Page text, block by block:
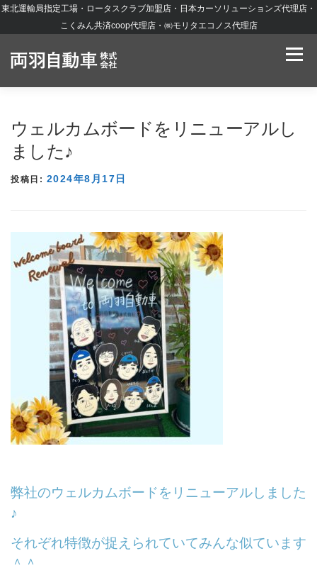
コンテンツへスキップ
東北運輸局指定工場・ロータスクラブ加盟店・日本カーソリューションズ代理店・
こくみん共済coop代理店・㈱モリタエコノス代理店
メニュ
会社概要
ウェルカムボードをリニューアルし
ました♪
投稿日: 2024年8月17日
弊社のウェルカムボードをリニューアルしました
♪
それぞれ特徴が捉えられていてみんな似ています
＾＾